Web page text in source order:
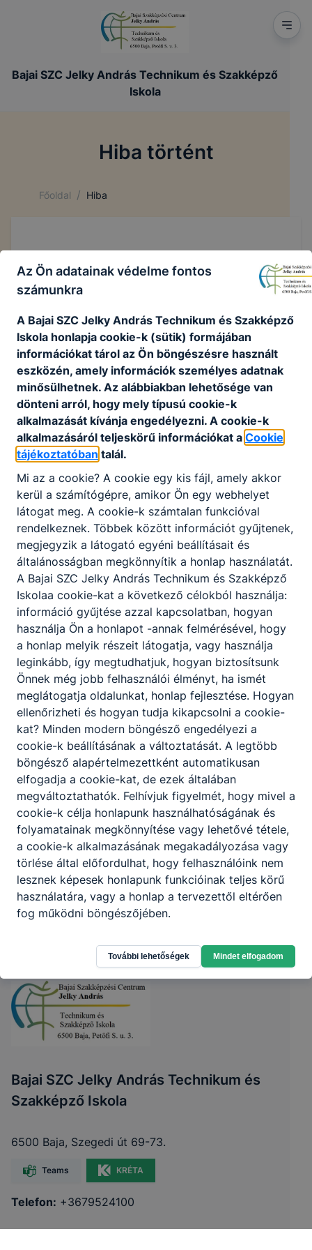
Bajai SZC Jelky András Technikum és Szakképző
Iskola
Hiba történt
Főoldal / Hiba
404
A keresett oldal nem található.
Vissza a főoldalra
Partnereink
Bajai SZC Jelky András Technikum és
Szakképző Iskola
6500 Baja, Szegedi út 69-73.
Teams KRÉTA
Telefon: +3679524100
Az Ön adatainak védelme fontos
számunkra
A Bajai SZC Jelky András Technikum és Szakképző
Iskola honlapja cookie-k (sütik) formájában
információkat tárol az Ön böngészésre használt
eszközén, amely információk személyes adatnak
minősülhetnek. Az alábbiakban lehetősége van
dönteni arról, hogy mely típusú cookie-k
alkalmazását kívánja engedélyezni. A cookie-k
alkalmazásáról teljeskörű információkat a Cookie
tájékoztatóban talál.
Mi az a cookie? A cookie egy kis fájl, amely akkor
kerül a számítógépre, amikor Ön egy webhelyet
látogat meg. A cookie-k számtalan funkcióval
rendelkeznek. Többek között információt gyűjtenek,
megjegyzik a látogató egyéni beállításait és
általánosságban megkönnyítik a honlap használatát.
A Bajai SZC Jelky András Technikum és Szakképző
Iskolaa cookie-kat a következő célokból használja:
információ gyűjtése azzal kapcsolatban, hogyan
használja Ön a honlapot -annak felmérésével, hogy
a honlap melyik részeit látogatja, vagy használja
leginkább, így megtudhatjuk, hogyan biztosítsunk
Önnek még jobb felhasználói élményt, ha ismét
meglátogatja oldalunkat, honlap fejlesztése. Hogyan
ellenőrizheti és hogyan tudja kikapcsolni a cookie-
kat? Minden modern böngésző engedélyezi a
cookie-k beállításának a változtatását. A legtöbb
böngésző alapértelmezettként automatikusan
elfogadja a cookie-kat, de ezek általában
megváltoztathatók. Felhívjuk figyelmét, hogy mivel a
cookie-k célja honlapunk használhatóságának és
folyamatainak megkönnyítése vagy lehetővé tétele,
a cookie-k alkalmazásának megakadályozása vagy
törlése által előfordulhat, hogy felhasználóink nem
lesznek képesek honlapunk funkcióinak teljes körű
használatára, vagy a honlap a tervezettől eltérően
fog működni böngészőjében.
További lehetőségek Mindet elfogadom